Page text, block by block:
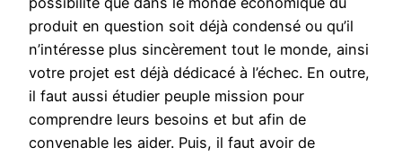
produit en question soit déjà condensé ou qu’il
n’intéresse plus sincèrement tout le monde, ainsi
votre projet est déjà dédicacé à l’échec. En outre,
il faut aussi étudier peuple mission pour
comprendre leurs besoins et but afin de
convenable les aider. Puis, il faut avoir de